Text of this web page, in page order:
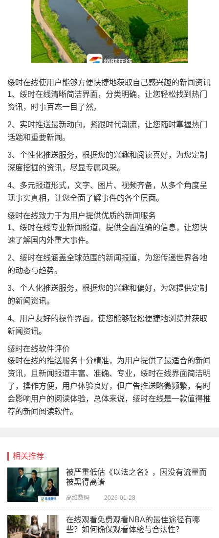
绥时在线使用户能够方便快捷地获取自己感兴趣的新闻资讯
1、绥时在线清晰简洁界面，分类明确，让您轻松找到热门
资讯，时事百态一目了然。
2、实时推送最新动向，紧跟时代潮流，让您随时掌握热门
话题和重要新闻。
3、个性化推送服务，根据您的兴趣和阅读喜好，为您定制
深度挖掘的资讯，尽显专属风采。
4、多元报道形式，文字、图片、视频齐备，从多个角度呈
现事实真相，让您全面了解事件的各个层面。
绥时在线致力于为用户提供优质的新闻服务
1、绥时在线专业新闻报道，提供全面准确的信息，让您快
速了解国内外重大事件。
2、绥时在线涵盖全球范围的新闻报道，为您传递世界各地
的动态与趋势。
3、个人化推送服务，根据您的兴趣和偏好，为您提供定制
的新闻资讯。
4、用户友好的操作界面，使您能够轻松便捷地浏览并获取
新闻资讯。
绥时在线软件评价
绥时在线的推送服务十分精准，为用户提供了最适合的新闻
资讯，且新闻报道丰富、准确、专业，绥时在线界面简洁明
了，操作方便，用户体验良好，但广告推送略微频繁，有时
会影响用户的阅读体验，总体来说，绥时在线是一款值得推
荐的新闻阅读软件。
相关推荐
被严重低估《以法之名》，因没有流量而
被黑得离谱
高维数码 2026-01-28
在线观看免费观看NBA的最佳途径有哪
些？如何确保观看体验与合法性？